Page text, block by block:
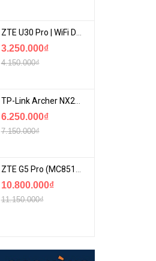
ZTE U30 Pro | WiFi Di Động 5G Tốc Độ Lên Đến 500Mbps, Màn Hình Cảm Ứng
3.250.000₫
4.150.000₫
TP-Link Archer NX200 | Bộ Phát WiFi Dùng Sim 5G Tốc Độ Cao Mới FullBox
6.250.000₫
7.150.000₫
ZTE G5 Pro (MC8512) | Router 5G WiFi7 Be7200 Hỗ Trợ Băng Tần 6Ghz Cực Mạnh
10.800.000₫
11.150.000₫